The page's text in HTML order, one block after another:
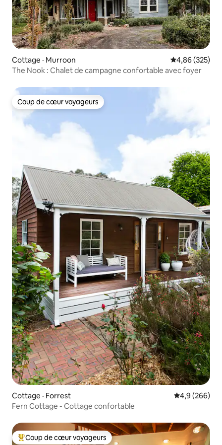
Cottage · Murroon Note
4,86 (325)
The Nook : Chalet de campagne confortable avec foyer
Coup de cœur voyageurs
Coup de cœur voyageurs
Cottage · Forrest Note
4,9 (266)
Fern Cottage - Cottage confortable
Coup de cœur voyageurs parmi les plus aimés
Coup de cœur voyageurs